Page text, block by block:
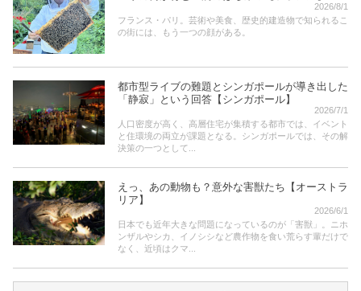
2026/8/1
フランス・パリ。芸術や美食、歴史的建造物で知られるこ
の街には、もう一つの顔がある。
都市型ライブの難題とシンガポールが導き出した
「静寂」という回答【シンガポール】
2026/7/1
人口密度が高く、高層住宅が集積する都市では、イベント
と住環境の両立が課題となる。シンガポールでは、その解
決策の一つとして...
えっ、あの動物も？意外な害獣たち【オーストラ
リア】
2026/6/1
日本でも近年大きな問題になっているのが「害獣」。ニホ
ンザルやシカ、イノシシなど農作物を食い荒らす輩だけで
なく、近頃はクマ...